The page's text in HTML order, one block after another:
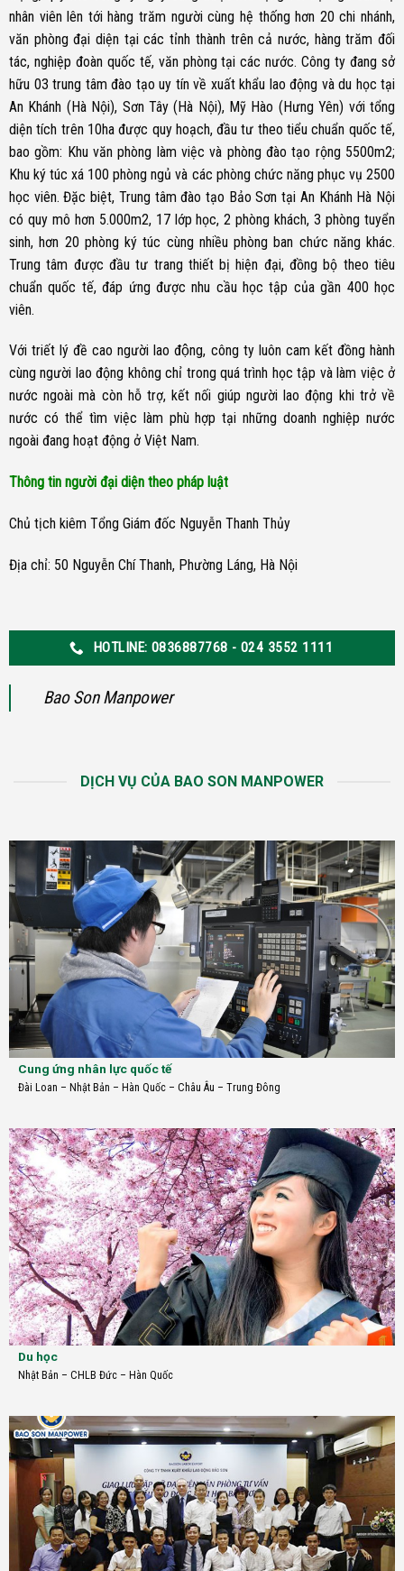
nhân viên lên tới hàng trăm người cùng hệ thống hơn 20 chi nhánh,
văn phòng đại diện tại các tỉnh thành trên cả nước, hàng trăm đối
tác, nghiệp đoàn quốc tế, văn phòng tại các nước. Công ty đang sở
hữu 03 trung tâm đào tạo uy tín về xuất khẩu lao động và du học tại
An Khánh (Hà Nội), Sơn Tây (Hà Nội), Mỹ Hào (Hưng Yên) với tổng
diện tích trên 10ha được quy hoạch, đầu tư theo tiểu chuẩn quốc tế,
bao gồm: Khu văn phòng làm việc và phòng đào tạo rộng 5500m2;
Khu ký túc xá 100 phòng ngủ và các phòng chức năng phục vụ 2500
học viên. Đặc biệt, Trung tâm đào tạo Bảo Sơn tại An Khánh Hà Nội
có quy mô hơn 5.000m2, 17 lớp học, 2 phòng khách, 3 phòng tuyển
sinh, hơn 20 phòng ký túc cùng nhiều phòng ban chức năng khác.
Trung tâm được đầu tư trang thiết bị hiện đại, đồng bộ theo tiêu
chuẩn quốc tế, đáp ứng được nhu cầu học tập của gần 400 học
viên.
Với triết lý đề cao người lao động, công ty luôn cam kết đồng hành
cùng người lao động không chỉ trong quá trình học tập và làm việc ở
nước ngoài mà còn hỗ trợ, kết nối giúp người lao động khi trở về
nước có thể tìm việc làm phù hợp tại những doanh nghiệp nước
ngoài đang hoạt động ở Việt Nam.
Thông tin người đại diện theo pháp luật
Chủ tịch kiêm Tổng Giám đốc Nguyễn Thanh Thủy
Địa chỉ: 50 Nguyễn Chí Thanh, Phường Láng, Hà Nội
HOTLINE: 0836887768 - 024 3552 1111
Bao Son Manpower
DỊCH VỤ CỦA BAO SON MANPOWER
Cung ứng nhân lực quốc tế
Đài Loan – Nhật Bản – Hàn Quốc – Châu Âu – Trung Đông
Du học
Nhật Bản – CHLB Đức – Hàn Quốc